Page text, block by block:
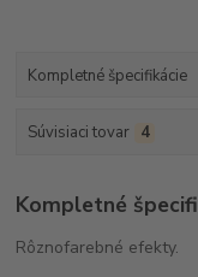
Kompletné špecifikácie
Súvisiaci tovar 4
Kompletné
Rôznofarebné efekty.